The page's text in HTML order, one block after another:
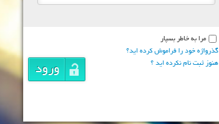
مرا به خاطر بسپار
گذرواژه خود را فراموش کرده اید؟
هنوز ثبت نام نکرده اید ؟